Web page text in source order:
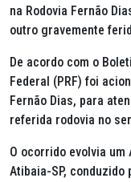
na Rodovia Fernão
outro gravemente
De acordo com o
Federal (PRF) foi
Fernão Dias, para
referida rodovia no
O ocorrido evolvia um
Atibaia-SP, conduzido